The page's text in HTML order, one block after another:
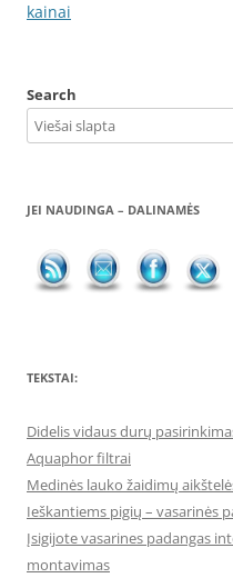
kainai
Search
JEI NAUDINGA – DALINAMĖS
TEKSTAI:
Didelis vidaus durų
Aquaphor filtrai
Medinės lauko žaidimų
Ieškantiems pigių – vasarinės
Įsigijote vasarines padangas
montavimas